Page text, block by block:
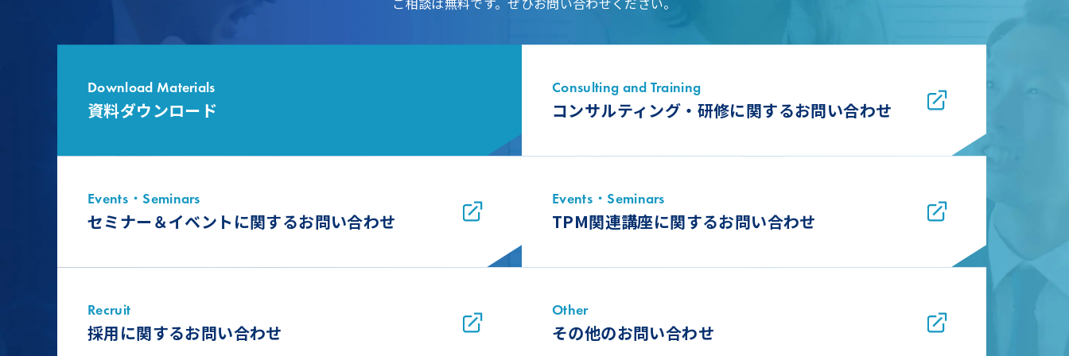
Download Materials
資料ダウンロード
Consulting and Training
コンサルティング・研修に関するお問い合わせ
Events・Seminars
セミナー＆イベントに関するお問い合わせ
Events・Seminars
TPM関連講座に関するお問い合わせ
Recruit
採用に関するお問い合わせ
Other
その他のお問い合わせ